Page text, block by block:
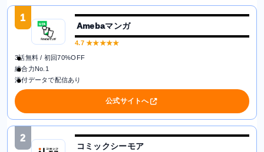
1
Amebaマンガ
4.7★★★★★
3話無料 / 初回70%OFF
総合力No.1
添付データで配信あり
公式サイトへ
2
コミックシーモア